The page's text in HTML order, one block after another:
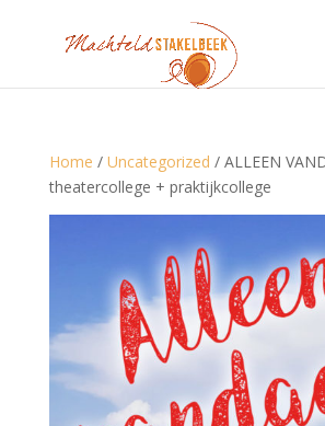
Home / Uncategorized / ALLEEN
theatercollege + praktijkcollege